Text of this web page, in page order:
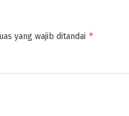
yang wajib ditandai *